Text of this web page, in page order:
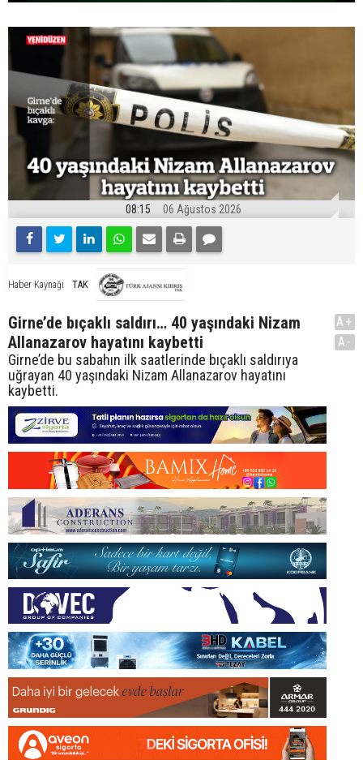
08:15 06 Ağustos 2026
Haber Kaynağı TAK
Girne’de bıçaklı saldırı… 40 yaşındaki Nizam
Allanazarov hayatını kaybetti
Girne’de bu sabahın ilk saatlerinde bıçaklı saldırıya
uğrayan 40 yaşındaki Nizam Allanazarov hayatını
kaybetti.
A+
A-